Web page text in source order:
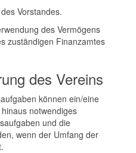
Vorstandes.
des Vermögens
zuständigen Finanzamtes
des Vereins
können ein/eine
notwendiges
und die
wenn der Umfang der